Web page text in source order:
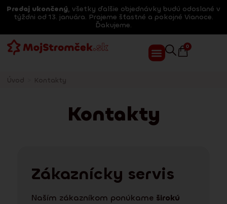
Predaj ukončený, všetky ďalšie objednávky budú odoslané v
týždni od 13. januára. Prajeme šťastné a pokojné Vianoce.
Ďakujeme.
0
Úvod Kontakty
Kontakty
Zákaznícky servis
Naším zákazníkom ponúkame širokú